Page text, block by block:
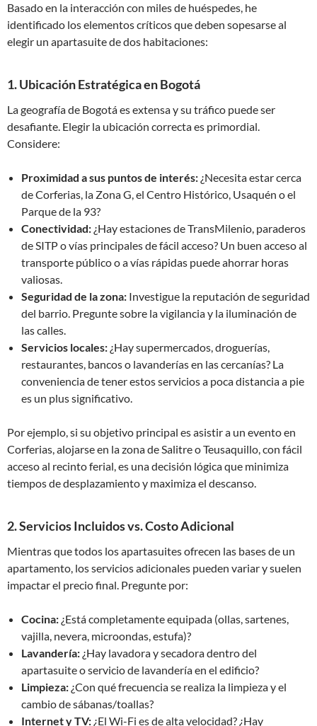
Basado en la interacción con miles de huéspedes, he
identificado los elementos críticos que deben sopesarse al
elegir un apartasuite de dos habitaciones:
1. Ubicación Estratégica en Bogotá
La geografía de Bogotá es extensa y su tráfico puede ser
desafiante. Elegir la ubicación correcta es primordial.
Considere:
Proximidad a sus puntos de interés: ¿Necesita estar cerca
de Corferias, la Zona G, el Centro Histórico, Usaquén o el
Parque de la 93?
Conectividad: ¿Hay estaciones de TransMilenio, paraderos
de SITP o vías principales de fácil acceso? Un buen acceso al
transporte público o a vías rápidas puede ahorrar horas
valiosas.
Seguridad de la zona: Investigue la reputación de seguridad
del barrio. Pregunte sobre la vigilancia y la iluminación de
las calles.
Servicios locales: ¿Hay supermercados, droguerías,
restaurantes, bancos o lavanderías en las cercanías? La
conveniencia de tener estos servicios a poca distancia a pie
es un plus significativo.
Por ejemplo, si su objetivo principal es asistir a un evento en
Corferias, alojarse en la zona de Salitre o Teusaquillo, con fácil
acceso al recinto ferial, es una decisión lógica que minimiza
tiempos de desplazamiento y maximiza el descanso.
2. Servicios Incluidos vs. Costo Adicional
Mientras que todos los apartasuites ofrecen las bases de un
apartamento, los servicios adicionales pueden variar y suelen
impactar el precio final. Pregunte por:
Cocina: ¿Está completamente equipada (ollas, sartenes,
vajilla, nevera, microondas, estufa)?
Lavandería: ¿Hay lavadora y secadora dentro del
apartasuite o servicio de lavandería en el edificio?
Limpieza: ¿Con qué frecuencia se realiza la limpieza y el
cambio de sábanas/toallas?
Internet y TV: ¿El Wi-Fi es de alta velocidad? ¿Hay